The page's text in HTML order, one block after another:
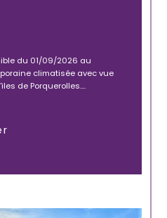
du 01/09/2026 au
climatisée avec vue
de Porquerolles....